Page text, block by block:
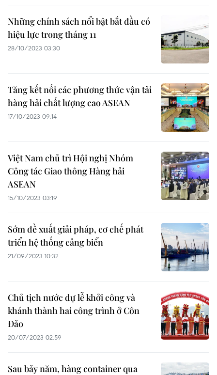
Những chính sách nổi bật bắt đầu có
hiệu lực trong tháng 11
28/10/2023 03:30
Tăng kết nối các phương thức vận tải
hàng hải chất lượng cao ASEAN
17/10/2023 09:14
Việt Nam chủ trì Hội nghị Nhóm
Công tác Giao thông Hàng hải
ASEAN
15/10/2023 03:19
Sớm đề xuất giải pháp, cơ chế phát
triển hệ thống cảng biển
21/09/2023 10:32
Chủ tịch nước dự lễ khởi công và
khánh thành hai công trình ở Côn
Đảo
20/07/2023 02:59
Sau bảy năm, hàng container qua